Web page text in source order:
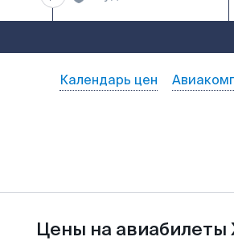
Календарь цен
Цены на авиабилеты